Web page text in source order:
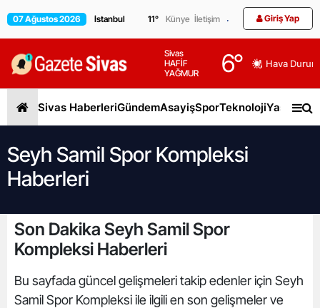
07 Ağustos 2026 11° Künye İletişim Giriş Yap
Sivas
HAFİF
YAĞMUR
6° Hava
Sivas HaberleriGündemAsayişSporTeknolojiYaşam
Seyh Samil Spor Kompleksi
Haberleri
Son Dakika Seyh Samil Spor
Kompleksi Haberleri
Bu sayfada güncel gelişmeleri takip edenler için Seyh
Samil Spor Kompleksi ile ilgili en son gelişmeler ve